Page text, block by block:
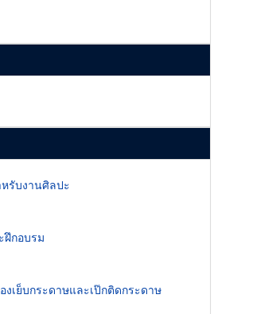
รับงานศิลปะ
กอบรม
งเย็บกระดาษและเป๊กติดกระดาษ